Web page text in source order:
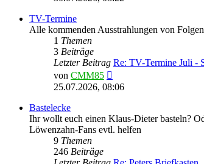
TV-Termine
Alle kommenden Ausstrahlungen von
1 Themen
3 Beiträge
Letzter Beitrag Re: TV-Termine Juli -
von CMM85
Beitrag
25.07.2026, 08:06
Bastelecke
Ihr wollt euch einen Klaus-Dieter basteln?
Löwenzahn-Fans evtl. helfen
9 Themen
246 Beiträge